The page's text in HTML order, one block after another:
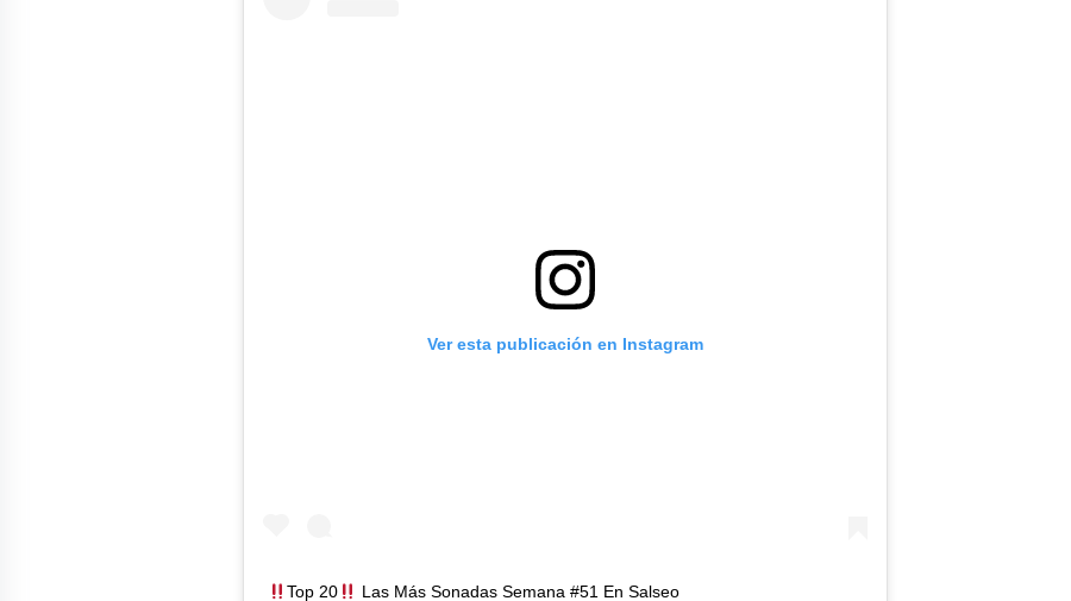
Ver esta publicación en Instagram
Top 20 Las Más Sonadas Semana #51 En Salseo